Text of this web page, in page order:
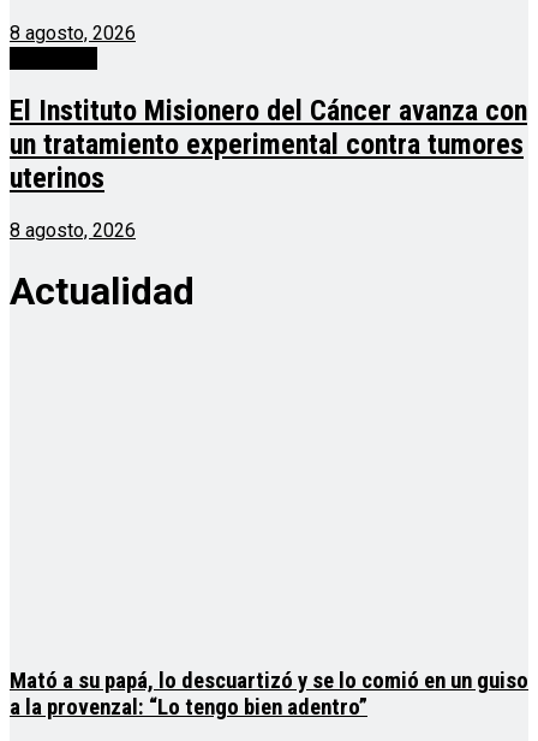
8 agosto, 2026
El Instituto Misionero del Cáncer avanza con
un tratamiento experimental contra tumores
uterinos
8 agosto, 2026
Actualidad
Mató a su papá, lo descuartizó y se lo comió en un guiso
a la provenzal: “Lo tengo bien adentro”